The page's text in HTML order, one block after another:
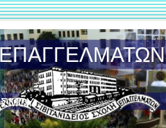
ΕΠΑΓΓΕΛΜΑΤΩΝ